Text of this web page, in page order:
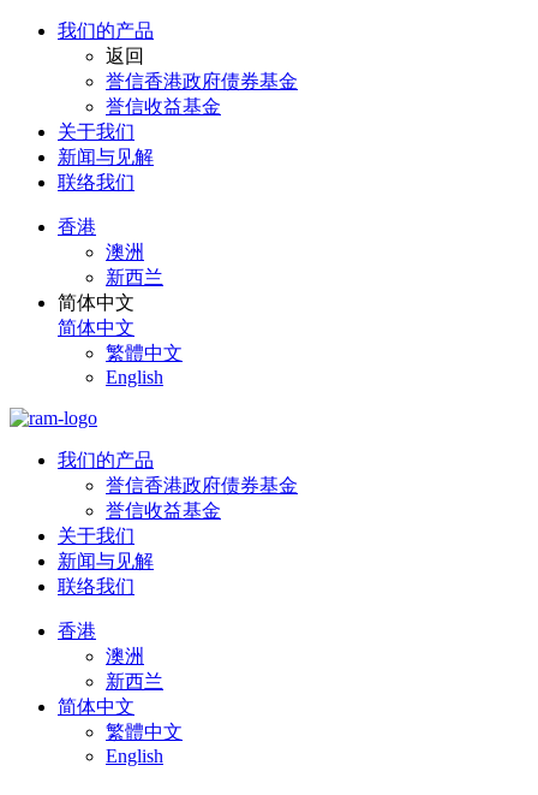
我们的产品
返回
誉信香港政府债券基金
誉信收益基金
关于我们
新闻与见解
联络我们
香港
澳洲
新西兰
简体中文
简体中文
繁體中文
English
我们的产品
誉信香港政府债券基金
誉信收益基金
关于我们
新闻与见解
联络我们
香港
澳洲
新西兰
简体中文
繁體中文
English